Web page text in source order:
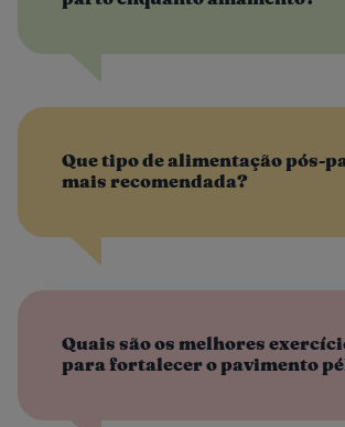
Que tipo de alimentação pós-
mais recomendada?
Quais são os melhores
para fortalecer o pavimento